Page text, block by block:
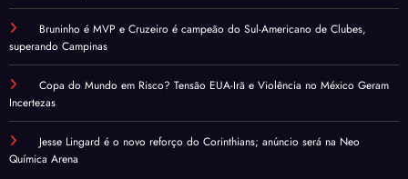
Bruninho é MVP e Cruzeiro é campeão do Sul-Americano de Clubes,
superando Campinas
Copa do Mundo em Risco? Tensão EUA-Irã e Violência no México Geram
Incertezas
Jesse Lingard é o novo reforço do Corinthians; anúncio será na Neo
Química Arena